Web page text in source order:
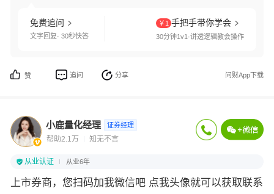
免费追问
文字回复· 30秒快答
￥1 手把手带你学会
30分钟1v1·讲透逻辑教会操作
赞 追问 分享 问财App下载
小鹿量化经理 证券经理
帮助2.1万 知无不言
从业认证 从业6年
上市券商，您扫码加我微信吧 点我头像就可以获取联系